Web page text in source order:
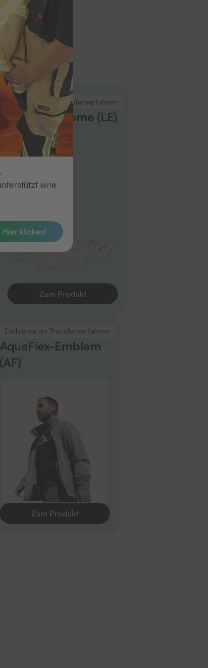
Embleme im Transferverfahren
Light-Embleme (LE)
Zum Produkt
Embleme im Transferverfahren
AquaFlex-Emblem
(AF)
Zum Produkt
eine
Hier klicken!